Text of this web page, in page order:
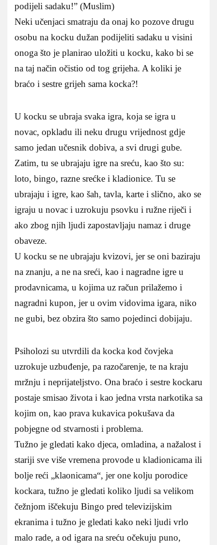
podijeli sadaku!” (Muslim)
Neki učenjaci smatraju da onaj ko pozove drugu
osobu na kocku dužan podijeliti sadaku u visini
onoga što je planirao uložiti u kocku, kako bi se
na taj način očistio od tog grijeha. A koliki je
braćo i sestre grijeh sama kocka?!
U kocku se ubraja svaka igra, koja se igra u
novac, opkladu ili neku drugu vrijednost gdje
samo jedan učesnik dobiva, a svi drugi gube.
Zatim, tu se ubrajaju igre na sreću, kao što su:
loto, bingo, razne srećke i kladionice. Tu se
ubrajaju i igre, kao šah, tavla, karte i slično, ako se
igraju u novac i uzrokuju psovku i ružne riječi i
ako zbog njih ljudi zapostavljaju namaz i druge
obaveze.
U kocku se ne ubrajaju kvizovi, jer se oni baziraju
na znanju, a ne na sreći, kao i nagradne igre u
prodavnicama, u kojima uz račun prilažemo i
nagradni kupon, jer u ovim vidovima igara, niko
ne gubi, bez obzira što samo pojedinci dobijaju.
Psiholozi su utvrdili da kocka kod čovjeka
uzrokuje uzbuđenje, pa razočarenje, te na kraju
mržnju i neprijateljstvo. Ona braćo i sestre kockaru
postaje smisao života i kao jedna vrsta narkotika sa
kojim on, kao prava kukavica pokušava da
pobjegne od stvarnosti i problema.
Tužno je gledati kako djeca, omladina, a nažalost i
stariji sve više vremena provode u kladionicama ili
bolje reći „klaonicama“, jer one kolju porodice
kockara, tužno je gledati koliko ljudi sa velikom
čežnjom iščekuju Bingo pred televizijskim
ekranima i tužno je gledati kako neki ljudi vrlo
malo rade, a od igara na sreću očekuju puno,